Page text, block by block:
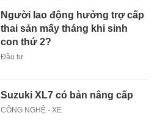
Người lao động hưởng trợ cấp
thai sản mấy tháng khi sinh
con thứ 2?
Đầu tư
Suzuki XL7 có bản nâng cấp
CÔNG NGHỆ - XE